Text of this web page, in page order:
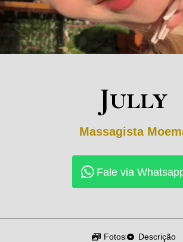
Jully
Massagista
Fale via
Fotos Descrição